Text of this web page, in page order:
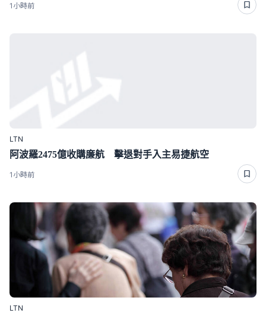
1小時前
LTN
阿波羅2475億收購廉航 擊退對手入主易捷航空
1小時前
LTN